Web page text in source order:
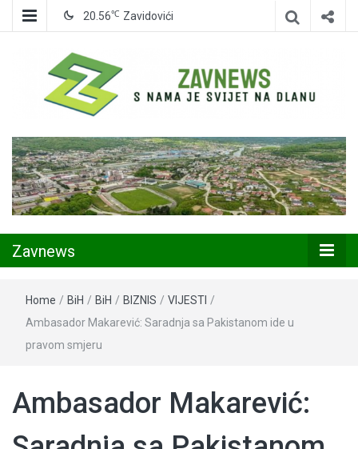
20.56℃ Zavidovići
Zavnews
Zavnews
Home / BiH / BiH / BIZNIS / VIJESTI /
Ambasador Makarević: Saradnja sa Pakistanom ide u
pravom smjeru
Ambasador Makarević: